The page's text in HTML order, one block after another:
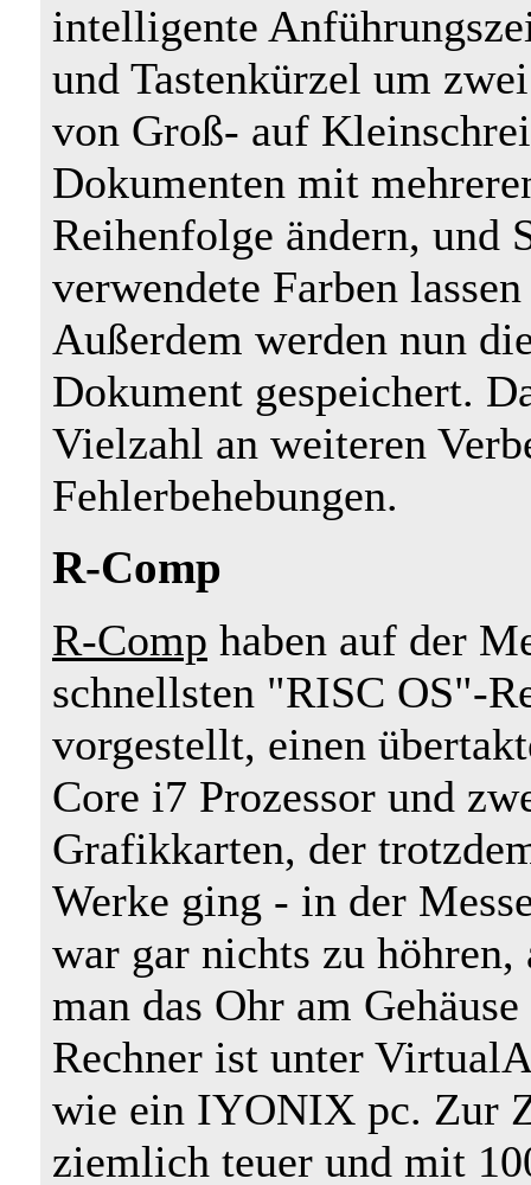
intelligente
und Tastenkürzel um
von Groß- auf
Dokumenten mit
Reihenfolge ändern, und
verwendete Farben
Außerdem werden nun
Dokument gespeichert.
Vielzahl an weiteren
Fehlerbehebungen.
R-Comp
R-Comp haben auf der
schnellsten "RISC OS"-
vorgestellt, einen
Core i7 Prozessor und
Grafikkarten, der
Werke ging - in der
war gar nichts zu höhren,
man das Ohr am
Rechner ist unter
wie ein IYONIX pc. Zur
ziemlich teuer und mit